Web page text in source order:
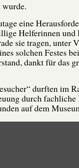
eine
Helferinnen und
sie tragen, unter
solchen Festes
dankt für das
durften im
durch
auf dem